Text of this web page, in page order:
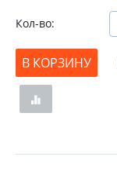
Кол-во:
В КОРЗИНУ